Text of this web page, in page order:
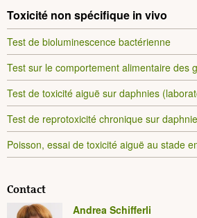
Toxicité non spécifique in vivo
Test de bioluminescence bactérienne
Test sur le comportement alimentaire des
Test de toxicité aiguë sur daphnies
Test de reprotoxicité chronique sur
Poisson, essai de toxicité aiguë au stade
Contact
Andrea Schifferli